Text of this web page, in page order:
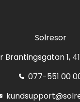
Solresor
Brantingsgatan 1,
077-551 00